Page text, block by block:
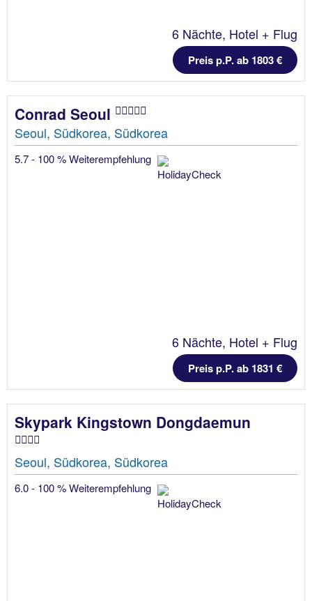
6 Nächte, Hotel + Flug
Preis p.P. ab 1803 €
Conrad Seoul
Seoul, Südkorea, Südkorea
5.7 - 100 % Weiterempfehlung
6 Nächte, Hotel + Flug
Preis p.P. ab 1831 €
Skypark Kingstown Dongdaemun
Seoul, Südkorea, Südkorea
6.0 - 100 % Weiterempfehlung